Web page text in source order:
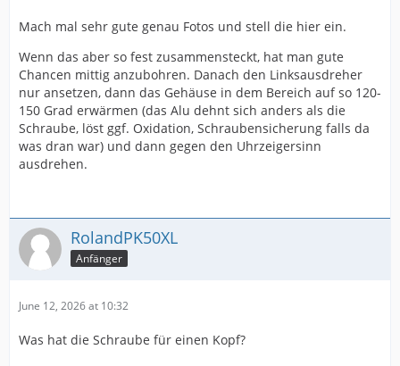
Mach mal sehr gute genau Fotos und stell die hier ein.
Wenn das aber so fest zusammensteckt, hat man gute
Chancen mittig anzubohren. Danach den Linksausdreher
nur ansetzen, dann das Gehäuse in dem Bereich auf so 120-
150 Grad erwärmen (das Alu dehnt sich anders als die
Schraube, löst ggf. Oxidation, Schraubensicherung falls da
was dran war) und dann gegen den Uhrzeigersinn
ausdrehen.
RolandPK50XL
Anfänger
June 12, 2026 at 10:32
Was hat die Schraube für einen Kopf?